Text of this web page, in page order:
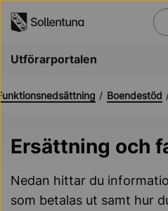
Utförarportalen
Boendestöd
Ersättning och
Nedan hittar du
som betalas ut samt hur